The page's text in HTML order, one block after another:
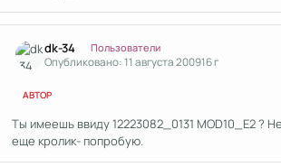
dk-34 Пользователи
Опубликовано:11 августа 200916 г
АВТОР
Ты имеешь ввиду 12223082_0131 MOD10_E2 ?
еще кролик- попробую.